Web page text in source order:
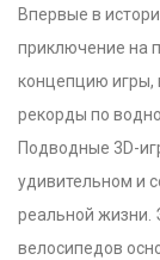
Впервые в
приключение на
концепцию игры,
рекорды по
Подводные 3D-
удивительном и
реальной жизни.
велосипедов